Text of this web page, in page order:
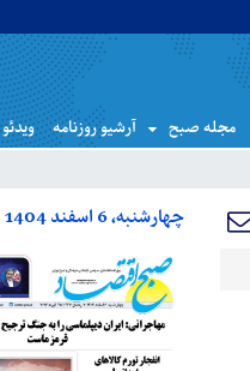
مجله صبح آرشیو روزنامه ویدئو
چهارشنبه، 6 اسفند 1404